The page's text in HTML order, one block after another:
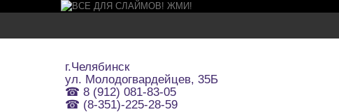
г.Челябинск
ул. Молодогвардейцев, 35Б
☎ 8 (912) 081-83-05
☎ (8-351)-225-28-59